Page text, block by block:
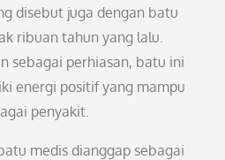
disebut juga dengan batu
ribuan tahun yang lalu.
sebagai perhiasan, batu ini
energi positif yang mampu
penyakit.
medis dianggap sebagai